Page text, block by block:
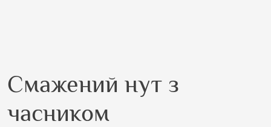
Смажений нут з
часником